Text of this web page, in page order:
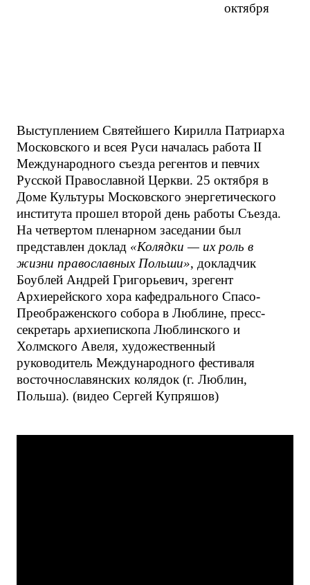
октября
Выступлением Святейшего Кирилла Патриарха
Московского и всея Руси началась работа II
Международного съезда регентов и певчих
Русской Православной Церкви. 25 октября в
Доме Культуры Московского энергетического
института прошел второй день работы Съезда.
На четвертом пленарном заседании был
представлен доклад «Колядки — их роль в
жизни православных Польши», докладчик
Боублей Андрей Григорьевич, зрегент
Архиерейского хора кафедрального Спасо-
Преображенского собора в Люблине, пресс-
секретарь архиепископа Люблинского и
Холмского Авеля, художественный
руководитель Международного фестиваля
восточнославянских колядок (г. Люблин,
Польша). (видео Сергей Купряшов)